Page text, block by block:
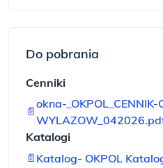
Do pobrania
Cenniki
📄
okna-_OKPOL_CENNIK-
Katalogi
📄 Katalog- OKPOL